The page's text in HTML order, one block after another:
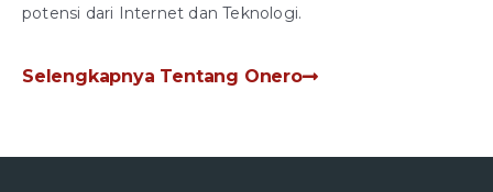
potensi dari Internet dan Teknologi.
Selengkapnya Tentang Onero